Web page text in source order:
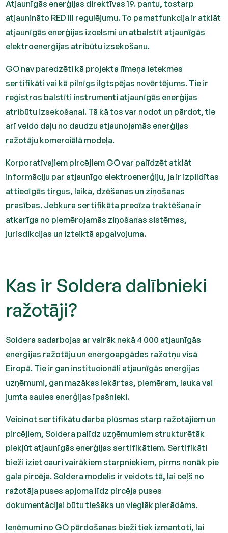
Atjaunīgās enerģijas direktīvas 19. pantu, tostarp
atjaunināto RED III regulējumu. To pamatfunkcija ir atklāt
atjaunīgās enerģijas izcelsmi un atbalstīt atjaunīgās
elektroenerģijas atribūtu izsekošanu.
GO nav paredzēti kā projekta līmeņa ietekmes
sertifikāti vai kā pilnīgs ilgtspējas novērtējums. Tie ir
reģistros balstīti instrumenti atjaunīgās enerģijas
atribūtu izsekošanai. Tā kā tos var nodot un pārdot, tie
arī veido daļu no daudzu atjaunojamās enerģijas
ražotāju komerciālā modeļa.
Korporatīvajiem pircējiem GO var palīdzēt atklāt
informāciju par atjaunīgo elektroenerģiju, ja ir izpildītas
attiecīgās tirgus, laika, dzēšanas un ziņošanas
prasības. Jebkura sertifikāta precīza traktēšana ir
atkarīga no piemērojamās ziņošanas sistēmas,
jurisdikcijas un izteiktā apgalvojuma.
Kas ir Soldera dalībnieki
ražotāji?
Soldera sadarbojas ar vairāk nekā 4 000 atjaunīgās
enerģijas ražotāju un energoapgādes ražotņu visā
Eiropā. Tie ir gan institucionāli atjaunīgās enerģijas
uzņēmumi, gan mazākas iekārtas, piemēram, lauka vai
jumta saules enerģijas īpašnieki.
Veicinot sertifikātu darba plūsmas starp ražotājiem un
pircējiem, Soldera palīdz uzņēmumiem strukturētāk
piekļūt atjaunīgās enerģijas sertifikātiem. Sertifikāti
bieži iziet cauri vairākiem starpniekiem, pirms nonāk pie
gala pircēja. Soldera modelis ir veidots tā, lai ceļš no
ražotāja puses apjoma līdz pircēja puses
dokumentācijai būtu tiešāks un vieglāk pierādāms.
Ieņēmumi no GO pārdošanas bieži tiek izmantoti, lai